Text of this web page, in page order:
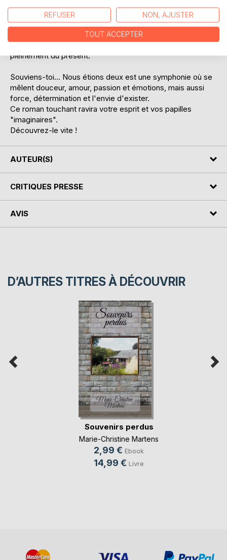
Léo a tout pour lui, et pourtant il peut se montrer taciturne,
étrange, voire inquiétant, obnubilé par un passé qui
l'obsède, mais Célia ne peut lui en tenir rigueur, elle qui n'a
pas encore réussi à faire table rase du sien afin de profiter
pleinement du présent.
Souviens-toi... Nous étions deux est une symphonie où se
mêlent douceur, amour, passion et émotions, mais aussi
force, détermination et l'envie d'exister.
Ce roman touchant ravira votre esprit et vos papilles
"imaginaires".
Découvrez-le vite !
AUTEUR(S)
CRITIQUES PRESSE
AVIS
D’AUTRES TITRES À DÉCOUVRIR
Souvenirs perdus
Marie-Christine Martens
2,99 € Ebook
14,99 € Livre
REFUSER NON, AJUSTER
TOUT ACCEPTER